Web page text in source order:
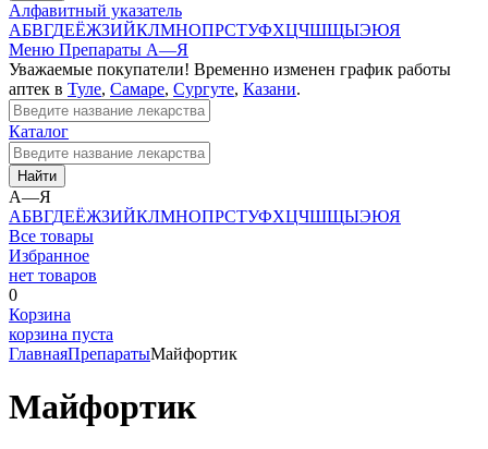
Алфавитный указатель
АБВГДЕЁЖЗИЙКЛМНОПРСТУФХЦЧШЩЫЭЮЯ
Меню Препараты А—Я
Уважаемые покупатели! Временно изменен график работы
аптек в Туле, Самаре, Сургуте, Казани.
Каталог
Найти
А—Я
АБВГДЕЁЖЗИЙКЛМНОПРСТУФХЦЧШЩЫЭЮЯ
Все товары
Избранное
нет товаров
0
Корзина
корзина пуста
ГлавнаяПрепаратыМайфортик
Майфортик